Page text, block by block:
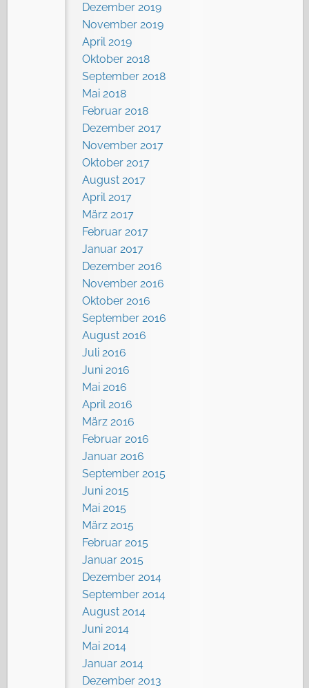
Dezember 2019
November 2019
April 2019
Oktober 2018
September 2018
Mai 2018
Februar 2018
Dezember 2017
November 2017
Oktober 2017
August 2017
April 2017
März 2017
Februar 2017
Januar 2017
Dezember 2016
November 2016
Oktober 2016
September 2016
August 2016
Juli 2016
Juni 2016
Mai 2016
April 2016
März 2016
Februar 2016
Januar 2016
September 2015
Juni 2015
Mai 2015
März 2015
Februar 2015
Januar 2015
Dezember 2014
September 2014
August 2014
Juni 2014
Mai 2014
Januar 2014
Dezember 2013